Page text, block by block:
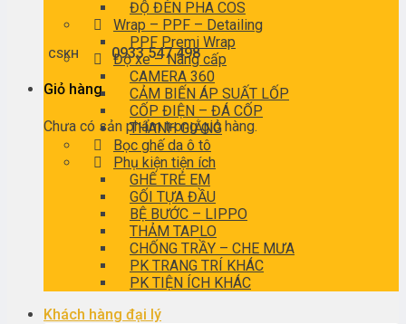
CSKH 0933 547 498
Giỏ hàng
Chưa có sản phẩm trong giỏ hàng.
ĐỘ ĐÈN PHA COS
Wrap – PPF – Detailing
PPF Premi Wrap
Độ xe – Nâng cấp
CAMERA 360
CẢM BIẾN ÁP SUẤT LỐP
CỐP ĐIỆN – ĐÁ CỐP
THANH GIẰNG
Bọc ghế da ô tô
Phụ kiện tiện ích
GHẾ TRẺ EM
GỐI TỰA ĐẦU
BỆ BƯỚC – LIPPO
THẢM TAPLO
CHỐNG TRẦY – CHE MƯA
PK TRANG TRÍ KHÁC
PK TIỆN ÍCH KHÁC
Khách hàng đại lý